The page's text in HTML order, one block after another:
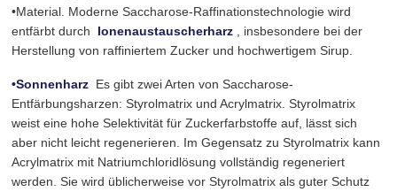
•Material. Moderne Saccharose-Raffinationstechnologie wird
entfärbt durch Ionenaustauscherharz
, insbesondere bei der
Herstellung von raffiniertem Zucker und hochwertigem Sirup.
•Sonnenharz Es gibt zwei Arten von Saccharose-
Entfärbungsharzen: Styrolmatrix und Acrylmatrix. Styrolmatrix
weist eine hohe Selektivität für Zuckerfarbstoffe auf, lässt sich
aber nicht leicht regenerieren. Im Gegensatz zu Styrolmatrix kann
Acrylmatrix mit Natriumchloridlösung vollständig regeneriert
werden. Sie wird üblicherweise vor Styrolmatrix als guter Schutz